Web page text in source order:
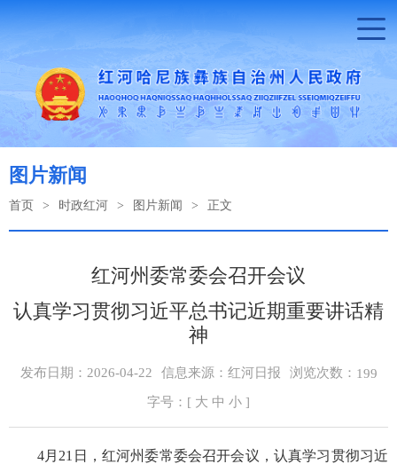
图片新闻
首页 > 时政红河 > 图片新闻 > 正文
红河州委常委会召开会议
认真学习贯彻习近平总书记近期重要讲话精
神
发布日期：2026-04-22 信息来源：红河日报 浏览次数： 199
字号：[ 大 中 小 ]
4月21日，红河州委常委会召开会议，认真学习贯彻习近